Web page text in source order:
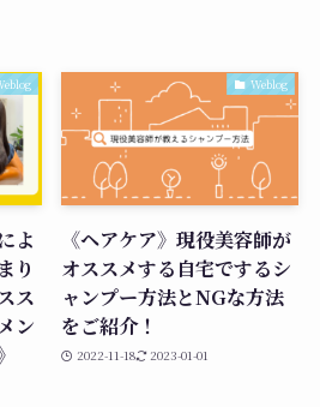
よ
り
ス
ン
Weblog
《ヘアケア》現役美容師が
オススメする自宅でするシ
ャンプー方法とNGな方法
をご紹介！
2022-11-18 2023-01-01